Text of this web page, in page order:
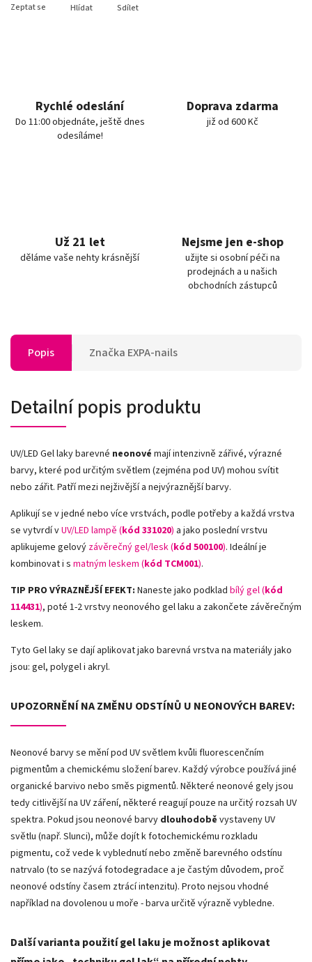
Zeptat se Hlídat Sdílet
Rychlé odeslání
Do 11:00 objednáte, ještě dnes
odesíláme!
Doprava zdarma
již od 600 Kč
Už 21 let
děláme vaše nehty krásnější
Nejsme jen e-shop
užijte si osobní péči na
prodejnách a u našich
obchodních zástupců
Popis Značka EXPA-nails
Detailní popis produktu
UV/LED Gel laky barevné neonové mají intenzivně zářivé, výrazné
barvy, které pod určitým světlem (zejména pod UV) mohou svítit
nebo zářit. Patří mezi nejživější a nejvýraznější barvy.
Aplikují se v jedné nebo více vrstvách, podle potřeby a každá vrstva
se vytvrdí vUV/LED lampě (kód 331020) a jako poslední vrstvu
aplikujeme gelový závěrečný gel/lesk (kód 500100). Ideální je
kombinovat i s matným leskem (kód TCM001).
TIP PRO VÝRAZNĚJŠÍ EFEKT: Naneste jako podklad bílý gel (kód
114431), poté 1-2 vrstvy neonového gel laku a zakončete závěrečným
leskem.
Tyto Gel laky se dají aplikovat jako barevná vrstva na materiály jako
jsou: gel, polygel i akryl.
UPOZORNĚNÍ NA ZMĚNU ODSTÍNŮ U NEONOVÝCH BAREV:
Neonové barvy se mění pod UV světlem kvůli fluorescenčním
pigmentům a chemickému složení barev. Každý výrobce používá jiné
organické barvivo nebo směs pigmentů. Některé neonové gely jsou
tedy citlivější na UV záření, některé reagují pouze na určitý rozsah UV
spektra. Pokud jsou neonové barvy dlouhodobě vystaveny UV
světlu (např. Slunci), může dojít k fotochemickému rozkladu
pigmentu, což vede k vyblednutí nebo změně barevného odstínu
natrvalo (to se nazývá fotodegradace a je častým důvodem, proč
neonové odstíny časem ztrácí intenzitu). Proto nejsou vhodné
například na dovolenou u moře - barva určitě výrazně vybledne.
Další varianta použití gel laku je možnost aplikovat